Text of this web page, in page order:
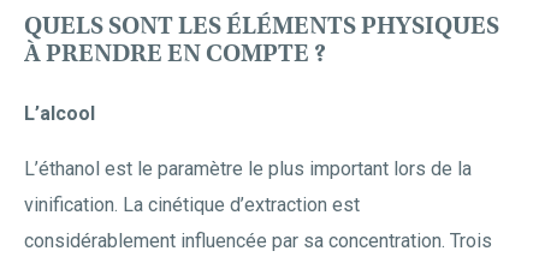
QUELS SONT LES ÉLÉMENTS PHYSIQUES
À PRENDRE EN COMPTE ?
L’alcool
L’éthanol est le paramètre le plus important lors de la
vinification. La cinétique d’extraction est
considérablement influencée par sa concentration. Trois